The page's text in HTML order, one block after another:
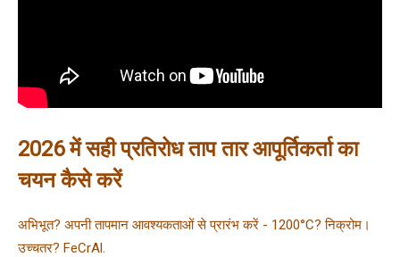
2026 में सही प्रतिरोध ताप तार आपूर्तिकर्ता का
चयन कैसे करें
अभिभूत? अपनी तापमान आवश्यकताओं से प्रारंभ करें - 1200°C? निक्रोम।
उच्चतर? FeCrAl.